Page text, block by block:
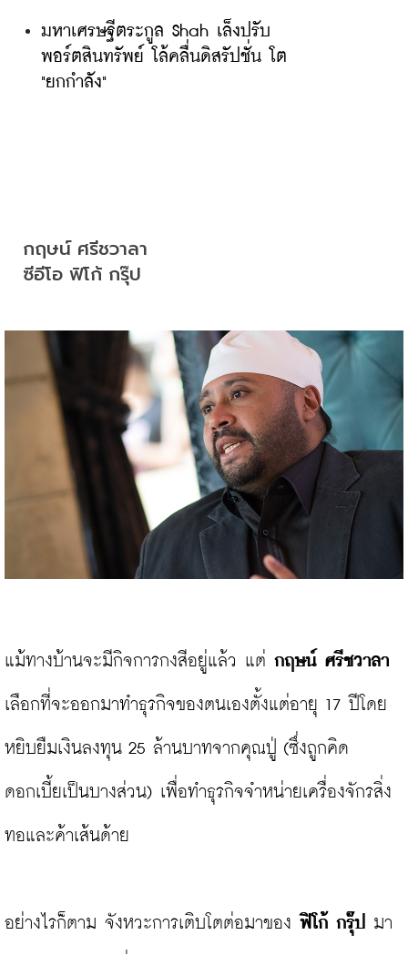
มหาเศรษฐีตระกูล Shah เล็งปรับ
พอร์ตสินทรัพย์ โล้คลื่นดิสรัปชั่น โต
"ยกกำลัง"
กฤษน์ ศรีชวาลา
ซีอีโอ ฟิโก้ กรุ๊ป
แม้ทางบ้านจะมีกิจการกงสีอยู่แล้ว แต่ กฤษน์ ศรีชวาลา
เลือกที่จะออกมาทำธุรกิจของตนเองตั้งแต่อายุ 17 ปีโดย
หยิบยืมเงินลงทุน 25 ล้านบาทจากคุณปู่ (ซึ่งถูกคิด
ดอกเบี้ยเป็นบางส่วน) เพื่อทำธุรกิจจำหน่ายเครื่องจักรสิ่ง
ทอและค้าเส้นด้าย
อย่างไรก็ตาม จังหวะการเติบโตต่อมาของ ฟิโก้ กรุ๊ป มา